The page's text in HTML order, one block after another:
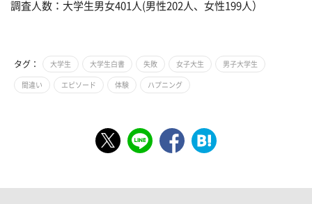
調査人数：大学生男女401人(男性202人、女性199人）
タグ： 大学生 大学生白書 失敗 女子大生 男子大学生
間違い エピソード 体験 ハプニング